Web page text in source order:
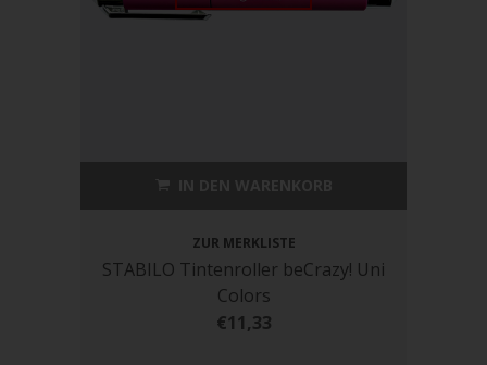
ZUR MERKLISTE
STABILO Tintenroller beCrazy! Uni
Colors
€11,33